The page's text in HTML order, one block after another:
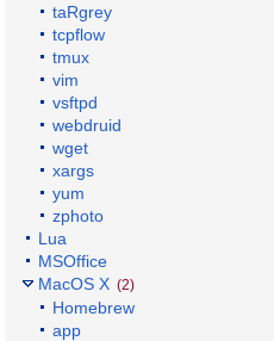
taRgrey
tcpflow
tmux
vim
vsftpd
webdruid
wget
xargs
yum
zphoto
Lua
MSOffice
MacOS X (2)
Homebrew
app